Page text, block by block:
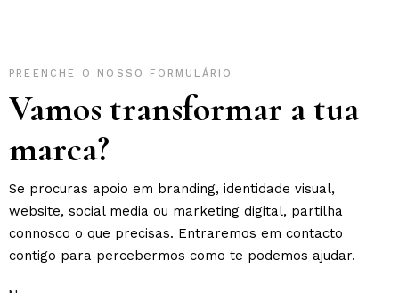
PREENCHE O NOSSO FORMULÁRIO
Vamos transformar a tua
marca?
Se procuras apoio em branding, identidade visual,
website, social media ou marketing digital, partilha
connosco o que precisas. Entraremos em contacto
contigo para percebermos como te podemos ajudar.